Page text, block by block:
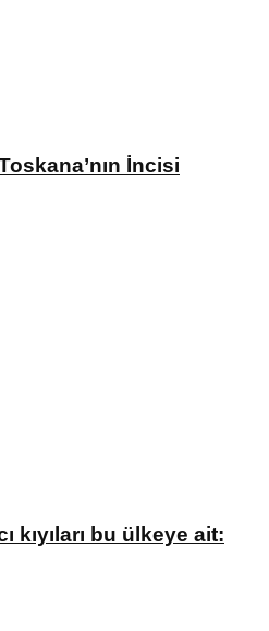
İncisi
kıyıları bu ülkeye ait: